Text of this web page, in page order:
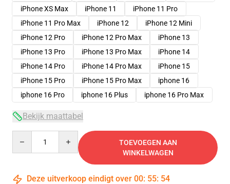
iPhone XS Max
iPhone 11
iPhone 11 Pro
iPhone 11 Pro Max
iPhone 12
iPhone 12 Mini
iPhone 12 Pro
iPhone 12 Pro Max
iPhone 13
iPhone 13 Pro
iPhone 13 Pro Max
iPhone 14
iPhone 14 Pro
iPhone 14 Pro Max
iPhone 15
iPhone 15 Pro
iPhone 15 Pro Max
iphone 16
iphone 16 Pro
iphone 16 Plus iphone 16 Pro Max
Bekijk maattabel
TOEVOEGEN AAN
WINKELWAGEN
Deze uitverkoop eindigt over 00: 55: 53